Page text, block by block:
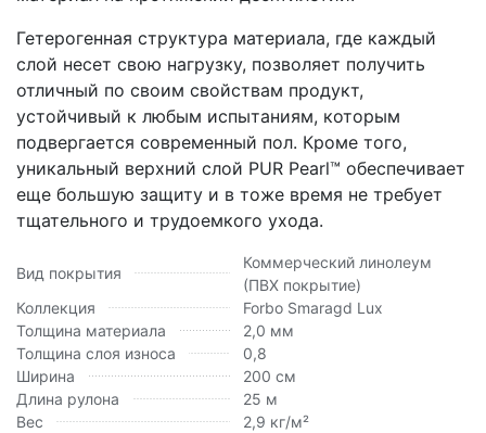
Гетерогенная структура материала, где каждый
слой несет свою нагрузку, позволяет получить
отличный по своим свойствам продукт,
устойчивый к любым испытаниям, которым
подвергается современный пол. Кроме того,
уникальный верхний слой PUR Pearl™ обеспечивает
еще большую защиту и в тоже время не требует
тщательного и трудоемкого ухода.
Вид покрытия
Коммерческий линолеум
(ПВХ покрытие)
Коллекция
Forbo Smaragd Lux
Толщина материала
2,0 мм
Толщина слоя износа
0,8
Ширина
200 см
Длина рулона
25 м
Вес
2,9 кг/м²